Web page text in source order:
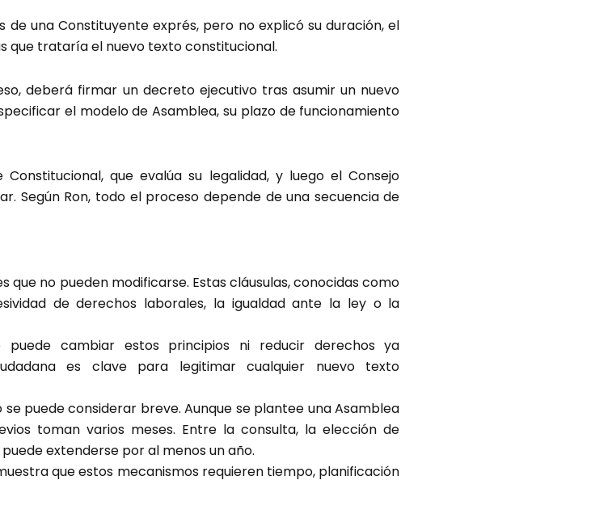
una Constituyente exprés, pero no explicó su duración, el
que trataría el nuevo texto constitucional.
deberá firmar un decreto ejecutivo tras asumir un nuevo
el modelo de Asamblea, su plazo de funcionamiento
que evalúa su legalidad, y luego el Consejo
Según Ron, todo el proceso depende de una secuencia de
que no pueden modificarse. Estas cláusulas, conocidas como
de derechos laborales, la igualdad ante la ley o la
puede cambiar estos principios ni reducir derechos ya
es clave para legitimar cualquier nuevo texto
puede considerar breve. Aunque se plantee una Asamblea
toman varios meses. Entre la consulta, la elección de
extenderse por al menos un año.
que estos mecanismos requieren tiempo, planificación